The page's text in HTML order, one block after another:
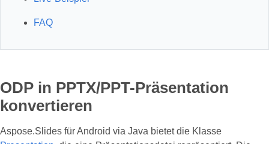
FAQ
ODP in PPTX/PPT-Präsentation
konvertieren
Aspose.Slides für Android via Java bietet die Klasse